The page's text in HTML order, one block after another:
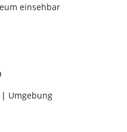
einsehbar
| Umgebung